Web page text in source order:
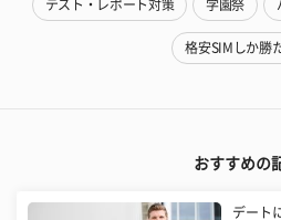
テスト・レポート対策 学園祭
格安SIMしか勝
おすすめの
デート